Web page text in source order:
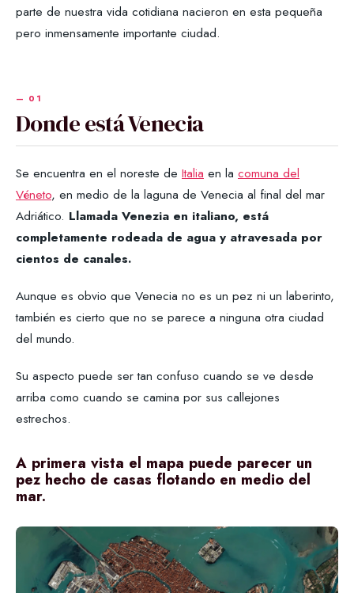
parte de nuestra vida cotidiana nacieron en esta pequeña
pero inmensamente importante ciudad.
Donde está Venecia
Se encuentra en el noreste de Italia en la comuna del
Véneto, en medio de la laguna de Venecia al final del mar
Adriático. Llamada Venezia en italiano, está
completamente rodeada de agua y atravesada por
cientos de canales.
Aunque es obvio que Venecia no es un pez ni un laberinto,
también es cierto que no se parece a ninguna otra ciudad
del mundo.
Su aspecto puede ser tan confuso cuando se ve desde
arriba como cuando se camina por sus callejones
estrechos.
A primera vista el mapa puede parecer un
pez hecho de casas flotando en medio del
mar.